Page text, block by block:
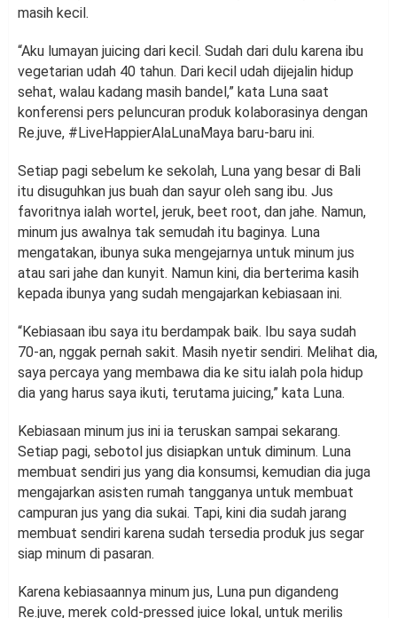
masih kecil.
“Aku lumayan juicing dari kecil. Sudah dari dulu karena ibu
vegetarian udah 40 tahun. Dari kecil udah dijejalin hidup
sehat, walau kadang masih bandel,” kata Luna saat
konferensi pers peluncuran produk kolaborasinya dengan
Re.juve, #LiveHappierAlaLunaMaya baru-baru ini.
Setiap pagi sebelum ke sekolah, Luna yang besar di Bali
itu disuguhkan jus buah dan sayur oleh sang ibu. Jus
favoritnya ialah wortel, jeruk, beet root, dan jahe. Namun,
minum jus awalnya tak semudah itu baginya. Luna
mengatakan, ibunya suka mengejarnya untuk minum jus
atau sari jahe dan kunyit. Namun kini, dia berterima kasih
kepada ibunya yang sudah mengajarkan kebiasaan ini.
“Kebiasaan ibu saya itu berdampak baik. Ibu saya sudah
70-an, nggak pernah sakit. Masih nyetir sendiri. Melihat dia,
saya percaya yang membawa dia ke situ ialah pola hidup
dia yang harus saya ikuti, terutama juicing,” kata Luna.
Kebiasaan minum jus ini ia teruskan sampai sekarang.
Setiap pagi, sebotol jus disiapkan untuk diminum. Luna
membuat sendiri jus yang dia konsumsi, kemudian dia juga
mengajarkan asisten rumah tangganya untuk membuat
campuran jus yang dia sukai. Tapi, kini dia sudah jarang
membuat sendiri karena sudah tersedia produk jus segar
siap minum di pasaran.
Karena kebiasaannya minum jus, Luna pun digandeng
Re.juve, merek cold-pressed juice lokal, untuk merilis